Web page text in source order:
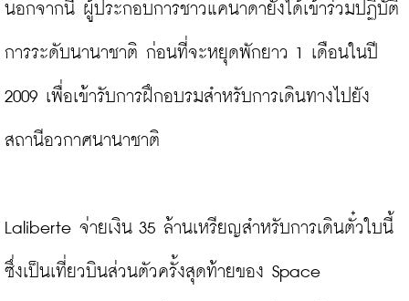
นอกจากนี้ ผู้ประกอบการชาวแคนาดายังได้เข้าร่วมปฏิบัติ
การระดับนานาชาติ ก่อนที่จะหยุดพักยาว 1 เดือนในปี
2009 เพื่อเข้ารับการฝึกอบรมสำหรับการเดินทางไปยัง
สถานีอวกาศนานาชาติ
Laliberte จ่ายเงิน 35 ล้านเหรียญสำหรับการเดินตั๋วใบนี้
ซึ่งเป็นเที่ยวบินส่วนตัวครั้งสุดท้ายของ Space